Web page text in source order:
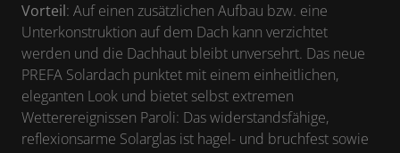
Vorteil: Auf einen zusätzlichen Aufbau bzw. eine
Unterkonstruktion auf dem Dach kann verzichtet
werden und die Dachhaut bleibt unversehrt. Das neue
PREFA Solardach punktet mit einem einheitlichen,
eleganten Look und bietet selbst extremen
Wetterereignissen Paroli: Das widerstandsfähige,
reflexionsarme Solarglas ist hagel- und bruchfest sowie